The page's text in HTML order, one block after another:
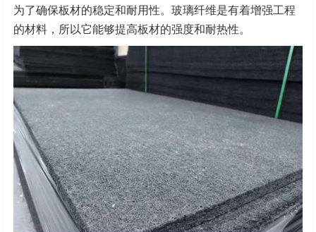
为了确保板材的稳定和耐用性。玻璃纤维是有着增强工程
的材料，所以它能够提高板材的强度和耐热性。